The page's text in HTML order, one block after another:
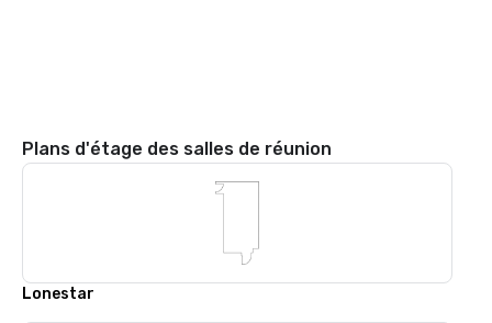
Plans d'étage des salles de réunion
Lonestar